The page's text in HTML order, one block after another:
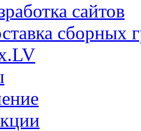
сайтов
сборных